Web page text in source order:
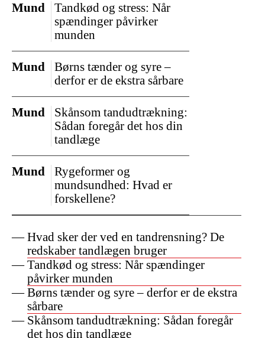
Hvad sker der ved en tandrensning? De
redskaber tandlægen bruger
Tandkød og stress: Når spændinger
påvirker munden
Børns tænder og syre – derfor er de ekstra
sårbare
Skånsom tandudtrækning: Sådan foregår
det hos din tandlæge
Tandkød og stress: Når
spændinger påvirker
munden
Mund
Børns tænder og syre –
derfor er de ekstra sårbare
Mund
Skånsom tandudtrækning:
Sådan foregår det hos din
tandlæge
Mund
Rygeformer og
mundsundhed: Hvad er
forskellene?
Mund